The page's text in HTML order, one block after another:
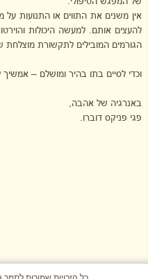
אין משנים את התווים או התנועות
להעצים אותם. למעשה היכולות
הגורמים המובילים לתקשורת מוצלחת
וכדי לסיים בתו בהיר ומושלם –
באנרגיה של אהבה,
פגי פניקס דוברו.
כל הזכויות שמורות לתמר